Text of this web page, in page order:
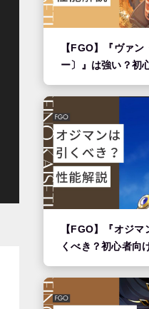
【FGO】『ヴァ
ー〕』は強い？初
【FGO】『オジマ
くべき？初心者向